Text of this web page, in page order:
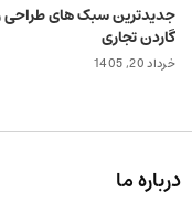
جدیدترین سبک های
گاردن تجاری
خرداد 20, 1405
درباره ما